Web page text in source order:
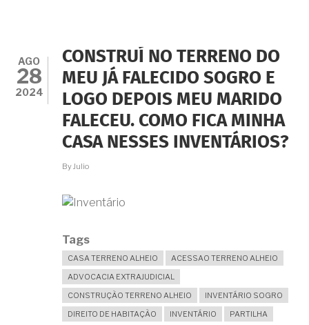
A
RESOLUÇÃO
CNJ
Nº
35/2007,
QUE
DISCIPLINA
A
LAVRATURA
SEPARAÇÃO
CONSENSUAL,
DIVÓRCIO
CONSENSUAL
E
EXTINÇÃO
CONSENSUAL
AGO
28
2024
CONSTRUÍ NO TERRENO DO
MEU JÁ FALECIDO SOGRO E
LOGO DEPOIS MEU MARIDO
FALECEU. COMO FICA MINHA
CASA NESSES INVENTÁRIOS?
ByJulio
Tags
CASA TERRENO ALHEIO
ACESSAO TERRENO ALHEIO
ADVOCACIA EXTRAJUDICIAL
CONSTRUÇÃO TERRENO ALHEIO
INVENTÁRIO SOGRO
DIREITO DE HABITAÇÃO
INVENTÁRIO PARTILHA